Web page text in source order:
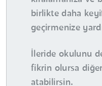
birlikte daha
geçirmenize
İleride okulunu
fikrin olursa
atabilirsin.